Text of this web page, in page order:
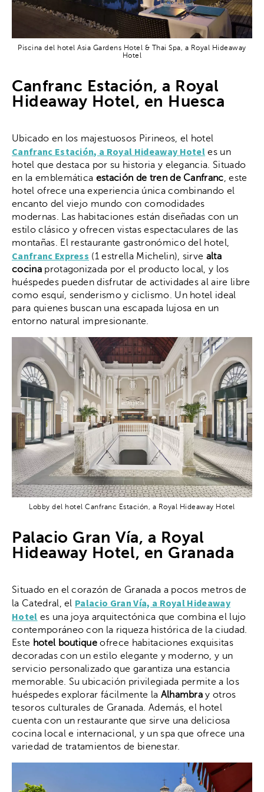
Piscina del hotel Asia Gardens Hotel & Thai Spa, a Royal Hideaway
Hotel
Canfranc Estación, a Royal
Hideaway Hotel, en Huesca
Ubicado en los majestuosos Pirineos, el hotel
Canfranc Estación, a Royal Hideaway Hotel es un
hotel que destaca por su historia y elegancia. Situado
en la emblemática estación de tren de Canfranc, este
hotel ofrece una experiencia única combinando el
encanto del viejo mundo con comodidades
modernas. Las habitaciones están diseñadas con un
estilo clásico y ofrecen vistas espectaculares de las
montañas. El restaurante gastronómico del hotel,
Canfranc Express (1 estrella Michelin), sirve alta
cocinaprotagonizada por el producto local, y los
huéspedes pueden disfrutar de actividades al aire libre
como esquí, senderismo y ciclismo. Un hotel ideal
para quienes buscan una escapada lujosa en un
entorno natural impresionante.
Lobby del hotel Canfranc Estación, a Royal Hideaway Hotel
Palacio Gran Vía, a Royal
Hideaway Hotel, en Granada
Situado en el corazón de Granada a pocos metros de
la Catedral, el Palacio Gran Vía, a Royal Hideaway
Hotel es una joya arquitectónica que combina el lujo
contemporáneo con la riqueza histórica de la ciudad.
Este hotel boutique ofrece habitaciones exquisitas
decoradas con un estilo elegante y moderno, y un
servicio personalizado que garantiza una estancia
memorable. Su ubicación privilegiada permite a los
huéspedes explorar fácilmente la Alhambra y otros
tesoros culturales de Granada. Además, el hotel
cuenta con un restaurante que sirve una deliciosa
cocina local e internacional, y un spa que ofrece una
variedad de tratamientos de bienestar.